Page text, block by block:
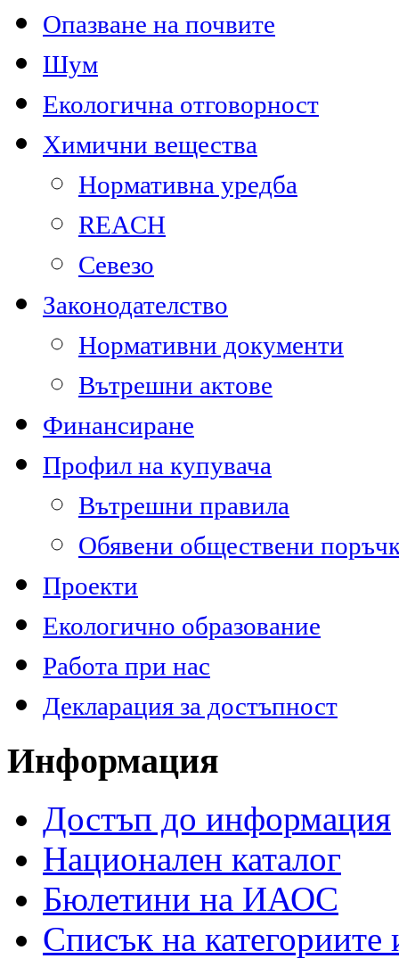
Опазване на почвите
Шум
Екологична отговорност
Химични вещества
Нормативна уредба
REACH
Севезо
Законодателство
Нормативни документи
Вътрешни актове
Финансиране
Профил на купувача
Вътрешни правила
Обявени обществени
Проекти
Екологично образование
Работа при нас
Декларация за достъпност
Информация
Достъп до информация
Национален каталог
Бюлетини на ИАОС
Списък на